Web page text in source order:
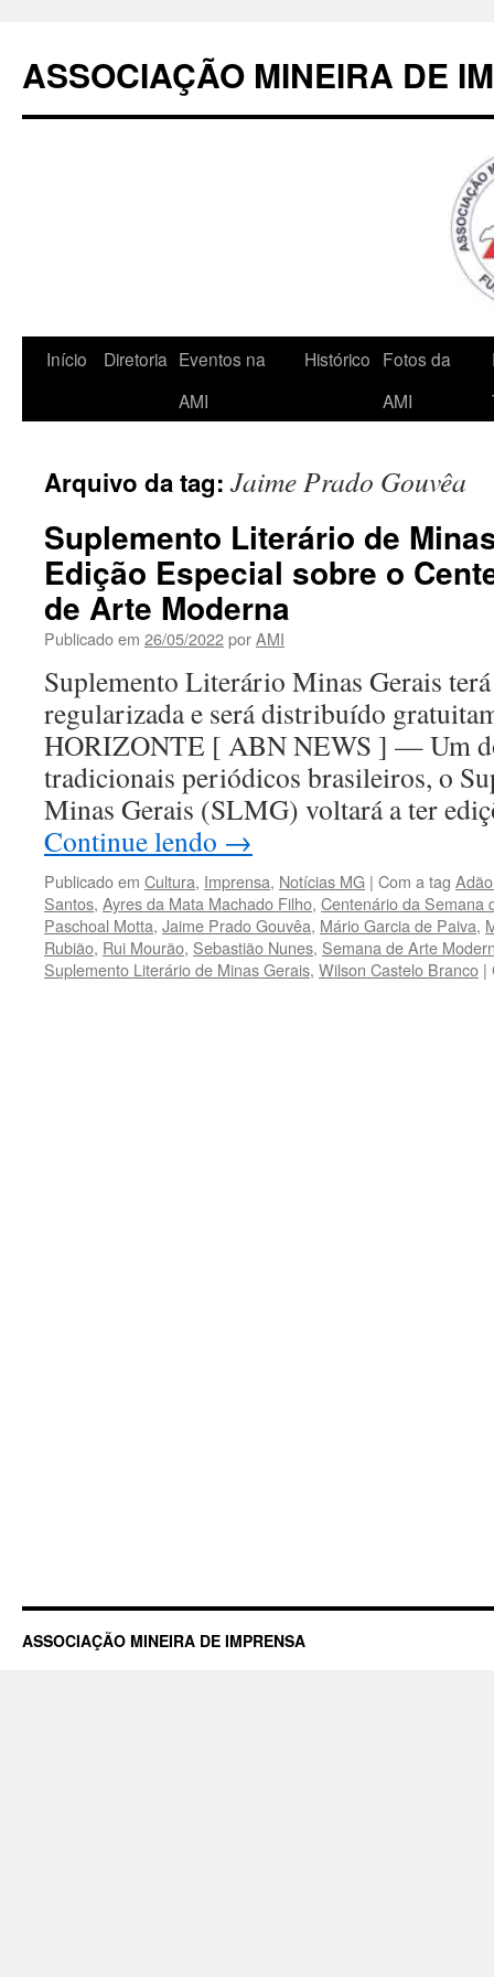
conteúdo
ASSOCIAÇÃO MINEIRA DE
Início Diretoria Eventos na
AMI
Histórico Fotos da
AMI
Arquivo da tag: Jaime Prado Gouvêa
Suplemento Literário de
Edição Especial sobre o
de Arte Moderna
Publicado em 26/05/2022porAMI
Suplemento Literário Minas Gerais
regularizada e será distribuído
HORIZONTE [ ABN NEWS ] — Um
tradicionais periódicos brasileiros, o
Minas Gerais (SLMG) voltará a ter
Continue lendo →
Publicado em Cultura, Imprensa, Notícias MG | Com a tag
Santos, Ayres da Mata Machado Filho, Centenário da Semana
Paschoal Motta, Jaime Prado Gouvêa, Mário Garcia de Paiva,
Rubião, Rui Mourão, Sebastião Nunes, Semana de Arte
Suplemento Literário de Minas Gerais, Wilson Castelo Branco |
ASSOCIAÇÃO MINEIRA DE IMPRENSA